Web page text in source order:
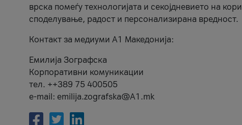
врска помеѓу технологијата и секојдневието на
споделување, радост и персонализирана вредност.
Контакт за медиуми А1 Македонија:
Емилија Зографска
Корпоративни комуникации
тел. ++389 75 400505
e-mail: emilija.zografska@A1.mk